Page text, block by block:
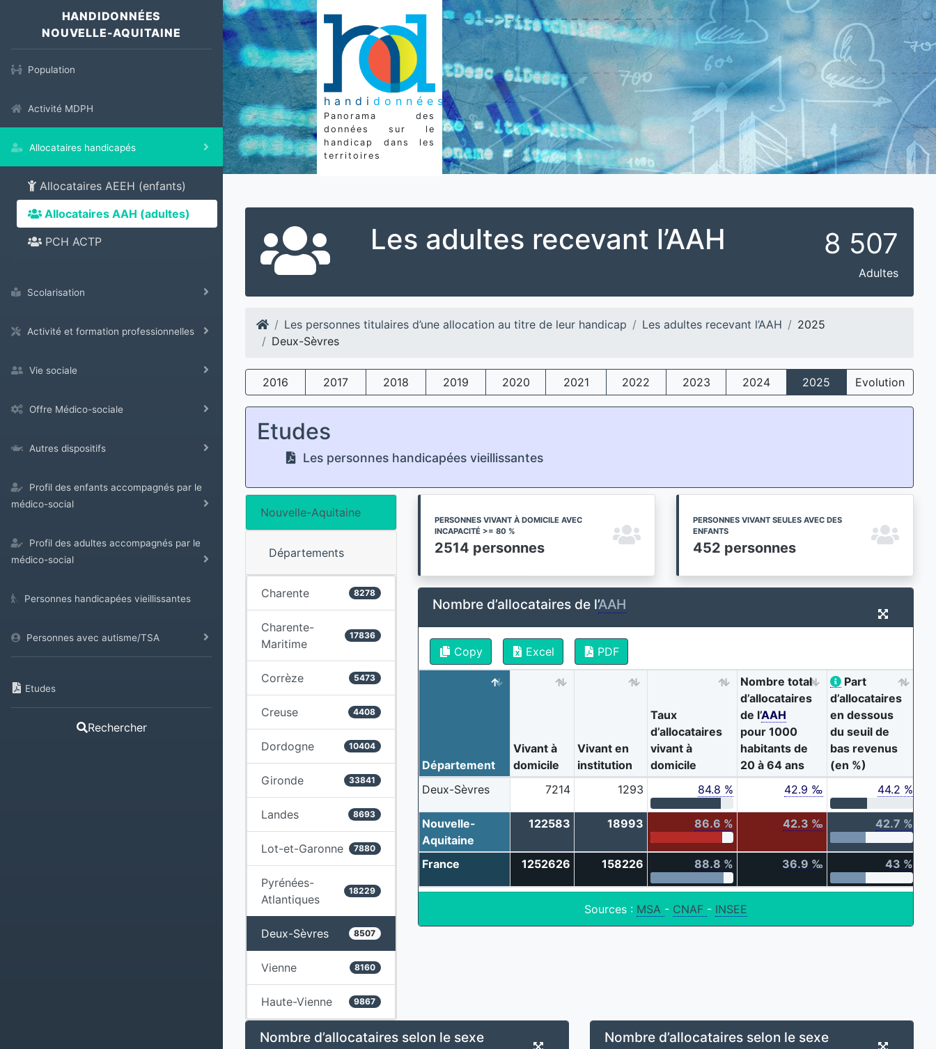
HANDIDONNÉES
NOUVELLE-AQUITAINE
Population
Activité MDPH
Allocataires handicapés
Allocataires AEEH (enfants)
Allocataires AAH (adultes)
PCH ACTP
Scolarisation
Activité et formation professionnelles
Vie sociale
Offre Médico-sociale
Autres dispositifs
Profil des enfants accompagnés par le
médico-social
Profil des adultes accompagnés par le
médico-social
Personnes handicapées vieillissantes
Personnes avec autisme/TSA
Etudes
Rechercher
handi données
Panorama des
données sur le
handicap dans les
territoires
Les adultes recevant l’AAH 8 507
Adultes
Les personnes titulaires d’une allocation au titre de leur handicap Les adultes recevant l’AAH
2025
Deux-Sèvres
2016 2017 2018 2019 2020 2021 2022 2023 2024 2025 Evolution
Etudes
Les personnes handicapées vieillissantes
Nouvelle-Aquitaine
Départements
Charente 8278
Charente-
Maritime
17836
Corrèze 5473
Creuse 4408
Dordogne 10404
Gironde 33841
Landes 8693
Lot-et-Garonne 7880
Pyrénées-
Atlantiques
18229
Deux-Sèvres 8507
Vienne 8160
Haute-Vienne 9867
PERSONNES VIVANT À DOMICILE AVEC
INCAPACITÉ >= 80 %
2514 personnes
PERSONNES VIVANT SEULES AVEC DES
ENFANTS
452 personnes
Nombre d’allocataires de l’AAH
Copy Excel PDF
Département
Vivant à
domicile
Vivant en
institution
Taux
d’allocataires
vivant à
domicile
Nombre total
d’allocataires
de l’AAH
pour 1000
habitants de
20 à 64 ans
Part
d’allocataires
en dessous
du seuil de
bas revenus
(en %)
Deux-Sèvres
7214 1293 84.8 % 42.9 ‰ 44.2 %
Nouvelle-
Aquitaine
122583 18993 86.6 % 42.3 ‰ 42.7 %
France 1252626 158226 88.8 % 36.9 ‰ 43 %
Sources : MSA - CNAF - INSEE
Nombre d’allocataires selon le sexe Nombre d’allocataires selon le sexe